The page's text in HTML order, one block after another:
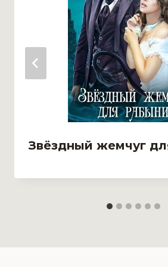
Звёздный жемчуг